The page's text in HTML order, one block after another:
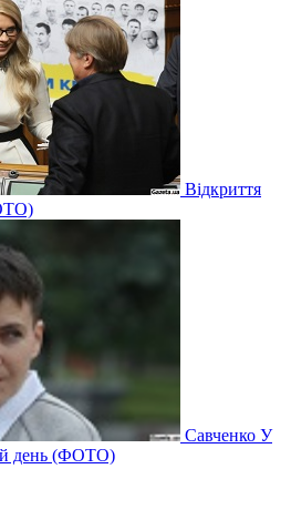
Відкриття
Савченко У
день (ФОТО)